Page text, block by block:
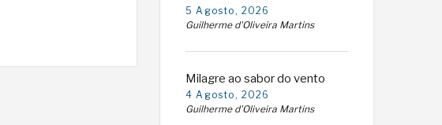
5 Agosto, 2026
Guilherme d'Oliveira Martins
Milagre ao sabor do vento
4 Agosto, 2026
Guilherme d'Oliveira Martins